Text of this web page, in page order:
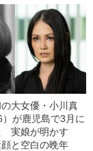
の大女優・小川真
が鹿児島で3月に
実娘が明かす
顔と空白の晩年